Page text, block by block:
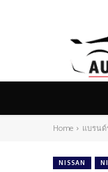
Home แบรน
NISSAN